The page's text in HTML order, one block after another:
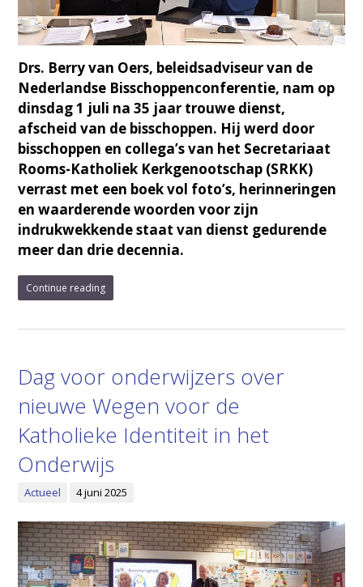
Drs. Berry van Oers, beleidsadviseur van de
Nederlandse Bisschoppenconferentie, nam op
dinsdag 1 juli na 35 jaar trouwe dienst,
afscheid van de bisschoppen. Hij werd door
bisschoppen en collega’s van het Secretariaat
Rooms-Katholiek Kerkgenootschap (SRKK)
verrast met een boek vol foto’s, herinneringen
en waarderende woorden voor zijn
indrukwekkende staat van dienst gedurende
meer dan drie decennia.
Continue reading
Dag voor onderwijzers over
nieuwe Wegen voor de
Katholieke Identiteit in het
Onderwijs
Actueel 4 juni 2025